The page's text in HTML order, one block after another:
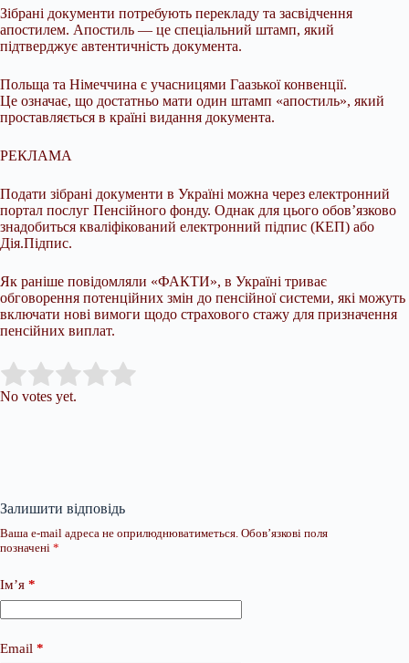
Зібрані документи потребують перекладу та засвідчення
апостилем. Апостиль — це спеціальний штамп, який
підтверджує автентичність документа.
Польща та Німеччина є учасницями Гаазької конвенції.
Це означає, що достатньо мати один штамп «апостиль», який
проставляється в країні видання документа.
РЕКЛАМА
Подати зібрані документи в Україні можна через електронний
портал послуг Пенсійного фонду. Однак для цього обов’язково
знадобиться кваліфікований електронний підпис (КЕП) або
Дія.Підпис.
Як раніше повідомляли «ФАКТИ», в Україні триває
обговорення потенційних змін до пенсійної системи, які можуть
включати нові вимоги щодо страхового стажу для призначення
пенсійних виплат.
Rate this item:
No votes yet.
Залишити відповідь
Ваша e-mail адреса не оприлюднюватиметься. Обов’язкові поля
позначені *
Ім’я *
Email *